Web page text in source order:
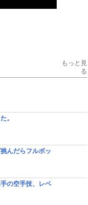
もっと見
る
。
んだらフルボッ
の空手技、レベ